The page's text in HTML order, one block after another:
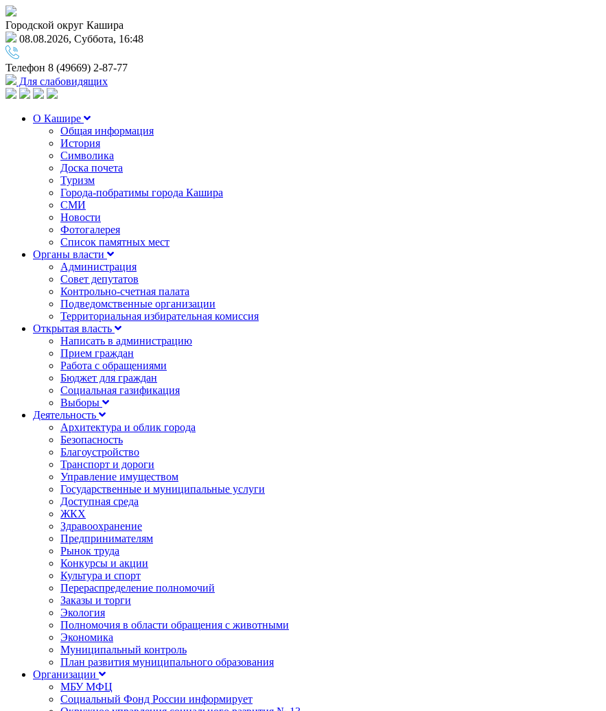
Городской округ Кашира
08.08.2026, Суббота, 16:48
Телефон 8 (49669) 2-87-77
Для слабовидящих
О Кашире
Общая информация
История
Символика
Доска почета
Туризм
Города-побратимы города Кашира
СМИ
Новости
Фотогалерея
Список памятных мест
Органы власти
Администрация
Совет депутатов
Контрольно-счетная палата
Подведомственные организации
Территориальная избирательная комиссия
Открытая власть
Написать в администрацию
Прием граждан
Работа с обращениями
Бюджет для граждан
Социальная газификация
Выборы
Деятельность
Архитектура и облик города
Безопасность
Благоустройство
Транспорт и дороги
Управление имуществом
Государственные и муниципальные услуги
Доступная среда
ЖКХ
Здравоохранение
Предпринимателям
Рынок труда
Конкурсы и акции
Культура и спорт
Перераспределение полномочий
Заказы и торги
Экология
Полномочия в области обращения с животными
Экономика
Муниципальный контроль
План развития муниципального образования
Организации
МБУ МФЦ
Социальный Фонд России информирует